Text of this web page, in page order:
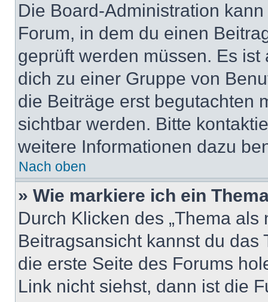
Die Board-Administration
Forum, in dem du einen
geprüft werden müssen. Es
dich zu einer Gruppe von
die Beiträge erst begutachten
sichtbar werden. Bitte
weitere Informationen dazu
Nach oben
» Wie markiere ich ein
Durch Klicken des „Thema
Beitragsansicht kannst du
die erste Seite des Forums
Link nicht siehst, dann ist die